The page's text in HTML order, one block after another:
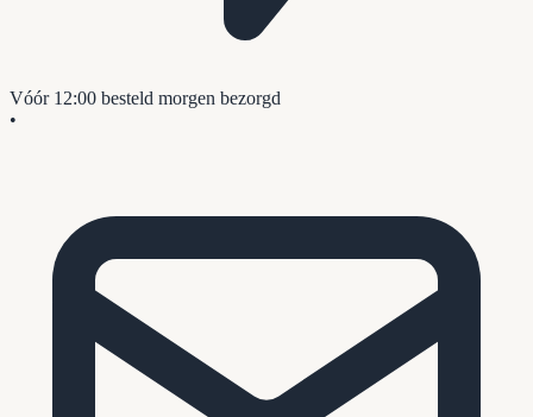
Vóór 12:00 besteld morgen bezorgd
•